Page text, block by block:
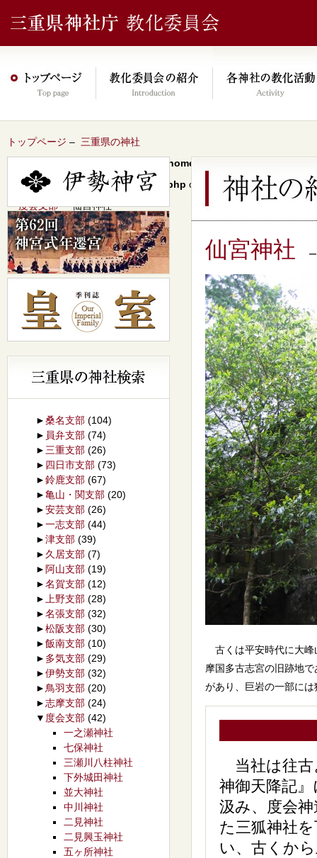
トップページ – 三重県の神社
/home/xs046278/mie-
content/themes/jinja2022/header.php on line
64
–度会支部– 仙宮神社
仙宮神社
古くは平安時代に大峰
摩国多古志宮の旧跡地
があり、巨岩の一部に
当社は往古
神御天降記
汲み、度会
た三狐神社
い、古くか
►桑名支部 (104)
► 員弁支部 (74)
► 三重支部 (26)
► 四日市支部 (73)
►鈴鹿支部 (67)
►亀山・関支部 (20)
►安芸支部 (26)
►一志支部 (44)
►津支部 (39)
► 久居支部 (7)
► 阿山支部 (19)
►名賀支部 (12)
►
上野支部 (28)
►名張支部 (32)
►松阪支部 (30)
►飯南支部 (10)
► 多気支部 (29)
►伊勢支部 (32)
► 鳥羽支部 (20)
►志摩支部 (24)
▼ 度会支部 (42)
一之瀬神社
七保神社
三瀬川八柱神社
下外城田神社
並大神社
中川神社
二見神社
二見興玉神社
五ヶ所神社